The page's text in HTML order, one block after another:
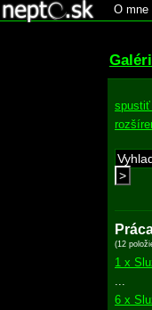
O mne
spustiť
>
(12
1 x
6 x